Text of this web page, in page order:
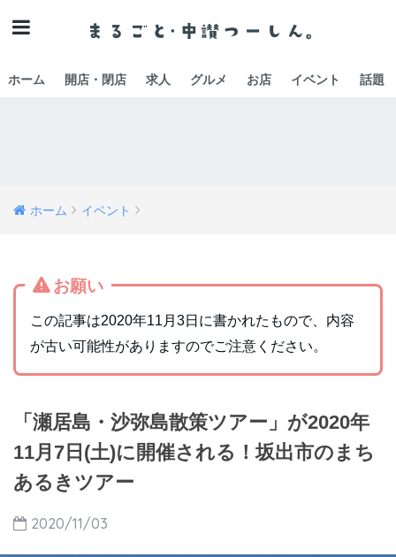
ホーム 開店・閉店 求人 グルメ お店 イベント 話題
ホーム イベント
お願い
この記事は2020年11月3日に書かれたもので、内容
が古い可能性がありますのでご注意ください。
「瀬居島・沙弥島散策ツアー」が2020年
11月7日(土)に開催される！坂出市のまち
あるきツアー
2020/11/03